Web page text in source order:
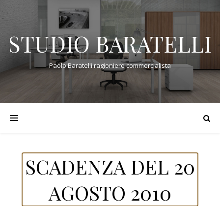
STUDIO BARATELLI
Paolo Baratelli ragioniere commercialista
SCADENZA DEL 20
AGOSTO 2010